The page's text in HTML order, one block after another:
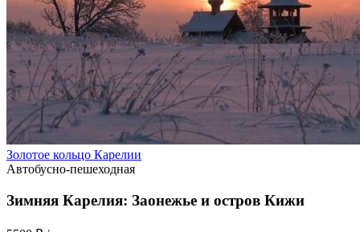
Золотое кольцо Карелии
Автобусно-пешеходная
Зимняя Карелия: Заонежье и остров Кижи